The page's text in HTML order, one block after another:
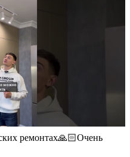
ремонтах🙏🏻Очень